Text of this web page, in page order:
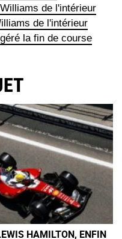
de l'intérieur
de l'intérieur
la fin de course
HAMILTON, ENFIN